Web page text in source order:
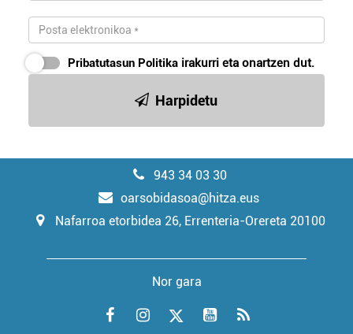
Pribatutasun Politika irakurri eta onartzen dut.
Harpidetu
943 34 03 30
oarsobidasoa@hitza.eus
Nafarroa etorbidea 26, Errenteria-Orereta 20100
Nor gara